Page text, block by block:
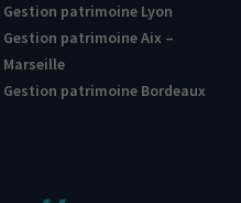
Gestion patrimoine Lyon
Gestion patrimoine Aix –
Marseille
Gestion patrimoine Bordeaux